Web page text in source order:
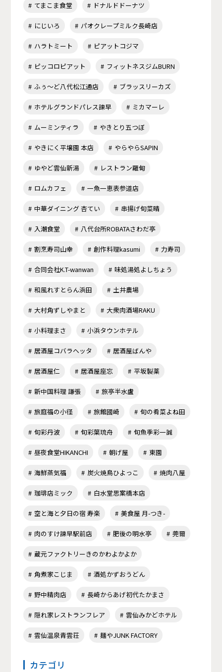
てまこま食堂 ドナルドドーナツ
にじいろ パオクレープミルク長崎店
ハラトミート ピアットコジマ
ピッコロピアット フィットネスジムBURN
ふぅ～ど八代松江通店 ブラッスリーカズ
ホテルグランドパレス諫早 ミカマーレ
ムーミンティラ やきとり五つぼ
やきにく平壌園 本店 やらやらSAPIN
ゆやど雲仙新湯 レストラン羅甸
ロムカフェ 一魚一恵表参道店
中華ダイニング 杏てい 串揚げ旬菜晴
入潮食堂 八代台所ROBATAさわだ亭
割烹寿司山幸 創作料理kasumi 力寿司
合同会社K.T-wanwan 味処湯処よしちょう
和風れすとらん浜田 土井農場
大村角ずしやまと 大衆肉酒場RAKU
小料理まさ 小浜タウンホテル
居酒屋コバラヘッタ 居酒屋ばんや
居酒屋仁 居酒屋座忘 平坂製薬
新中国料理 謙張 旅亭半水盧
旅庭福の小径 旅館國崎 旬の肴菜よね田
旬彩丹波 旬彩葉琉舟 旬魚季彩一誠
昼夜食堂HIKANCHI 朝げ屋 東園
海鮮蒸気福 炭火焼鳥ひよっこ 焼肉八屋
珈琲店ミック 白水堂思案橋本店
空と海と夕日の宿 寿楽 美食屋 月-つき-
肉のすけ諫早駅前店 肥後の明水亭 莞爾
蔵元ファクトリーきのかわよかよか
角煮家こじま 酒処かずおうどん
野中精肉店 長崎からあげ初代たかまさ
隠れ家レストランフレア 雲仙みかどホテル
雲仙温泉青雲荘 麺やJUNK FACTORY
カテゴリ